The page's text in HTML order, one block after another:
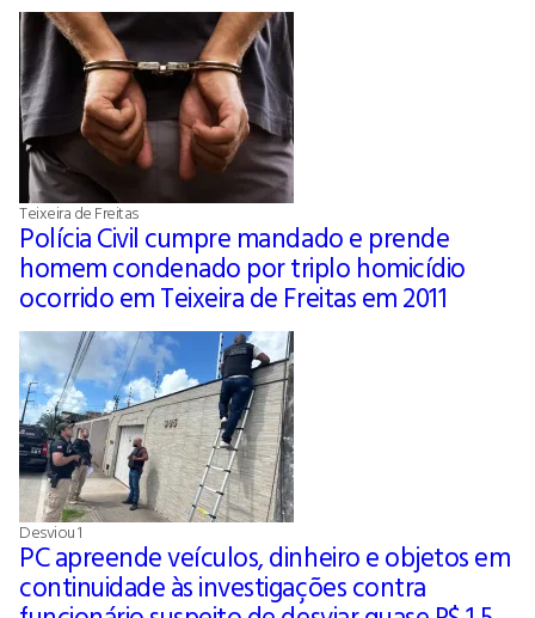
Teixeira de Freitas
Polícia Civil cumpre mandado e prende
homem condenado por triplo homicídio
ocorrido em Teixeira de Freitas em 2011
Desviou 1
PC apreende veículos, dinheiro e objetos em
continuidade às investigações contra